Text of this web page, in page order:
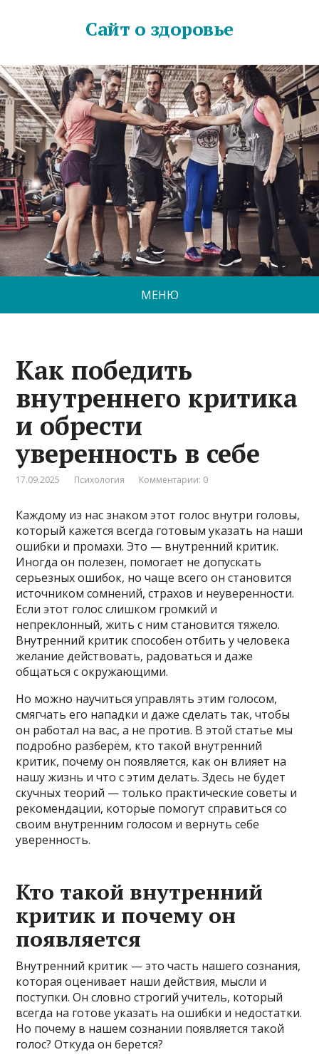
Сайт о здоровье
МЕНЮ
Как победить
внутреннего критика
и обрести
уверенность в себе
17.09.2025 Психология Комментарии: 0
Каждому из нас знаком этот голос внутри головы,
который кажется всегда готовым указать на наши
ошибки и промахи. Это — внутренний критик.
Иногда он полезен, помогает не допускать
серьезных ошибок, но чаще всего он становится
источником сомнений, страхов и неуверенности.
Если этот голос слишком громкий и
непреклонный, жить с ним становится тяжело.
Внутренний критик способен отбить у человека
желание действовать, радоваться и даже
общаться с окружающими.
Но можно научиться управлять этим голосом,
смягчать его нападки и даже сделать так, чтобы
он работал на вас, а не против. В этой статье мы
подробно разберём, кто такой внутренний
критик, почему он появляется, как он влияет на
нашу жизнь и что с этим делать. Здесь не будет
скучных теорий — только практические советы и
рекомендации, которые помогут справиться со
своим внутренним голосом и вернуть себе
уверенность.
Кто такой внутренний
критик и почему он
появляется
Внутренний критик — это часть нашего сознания,
которая оценивает наши действия, мысли и
поступки. Он словно строгий учитель, который
всегда на готове указать на ошибки и недостатки.
Но почему в нашем сознании появляется такой
голос? Откуда он берется?